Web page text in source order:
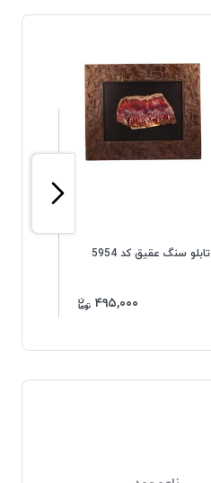
تابلو سنگ عقیق کد 5954
۴۹۵,۰۰۰